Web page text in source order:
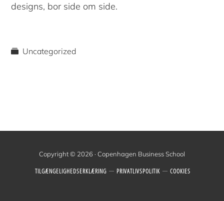
designs, bor side om side.
Uncategorized
Copyright © 2026 · Copenhagen Business School
TILGÆNGELIGHEDSERKLÆRING PRIVATLIVSPOLITIK COOKIES